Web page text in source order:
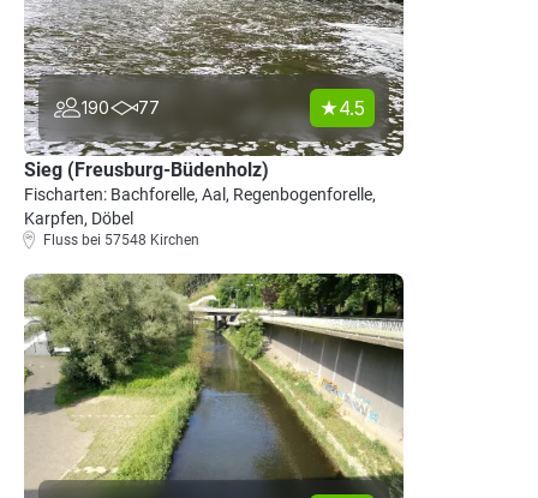
190 77 4.5
Sieg (Freusburg-Büdenholz)
Fischarten: Bachforelle, Aal, Regenbogenforelle,
Karpfen, Döbel
Fluss bei 57548 Kirchen